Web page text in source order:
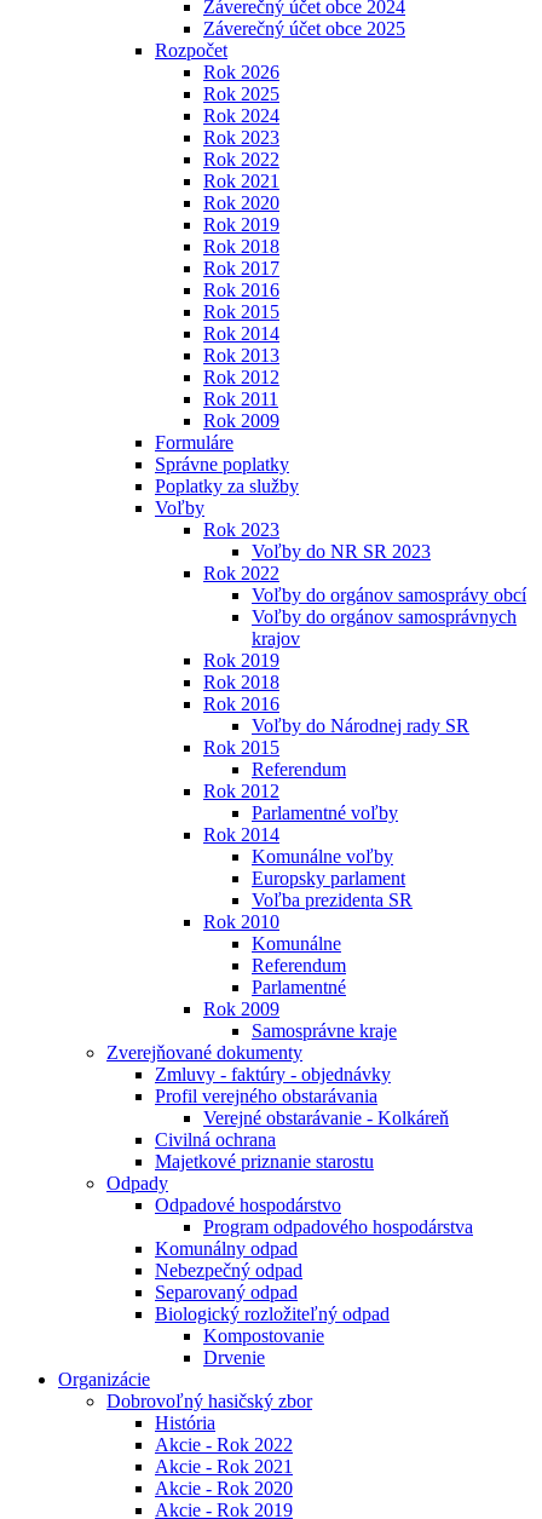
Záverečný účet obce 2024
Záverečný účet obce 2025
Rozpočet
Rok 2026
Rok 2025
Rok 2024
Rok 2023
Rok 2022
Rok 2021
Rok 2020
Rok 2019
Rok 2018
Rok 2017
Rok 2016
Rok 2015
Rok 2014
Rok 2013
Rok 2012
Rok 2011
Rok 2009
Formuláre
Správne poplatky
Poplatky za služby
Voľby
Rok 2023
Voľby do NR SR 2023
Rok 2022
Voľby do orgánov samosprávy obcí
Voľby do orgánov samosprávnych
krajov
Rok 2019
Rok 2018
Rok 2016
Voľby do Národnej rady SR
Rok 2015
Referendum
Rok 2012
Parlamentné voľby
Rok 2014
Komunálne voľby
Europsky parlament
Voľba prezidenta SR
Rok 2010
Komunálne
Referendum
Parlamentné
Rok 2009
Samosprávne kraje
Zverejňované dokumenty
Zmluvy - faktúry - objednávky
Profil verejného obstarávania
Verejné obstarávanie - Kolkáreň
Civilná ochrana
Majetkové priznanie starostu
Odpady
Odpadové hospodárstvo
Program odpadového hospodárstva
Komunálny odpad
Nebezpečný odpad
Separovaný odpad
Biologický rozložiteľný odpad
Kompostovanie
Drvenie
Organizácie
Dobrovoľný hasičský zbor
História
Akcie - Rok 2022
Akcie - Rok 2021
Akcie - Rok 2020
Akcie - Rok 2019